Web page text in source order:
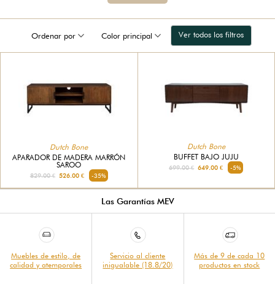
Ordenar por Color principal Ver todos los filtros
Dutch Bone
APARADOR DE MADERA MARRÓN
SAROO
829.00 €526.00 € -35%
Dutch Bone
BUFFET BAJO JUJU
699.00 € 649.00 € -5%
Las Garantías MEV
Muebles de estilo, de
calidad y atemporales
Servicio al cliente
inigualable (18.8/20)
Más de 9 de cada 10
productos en stock